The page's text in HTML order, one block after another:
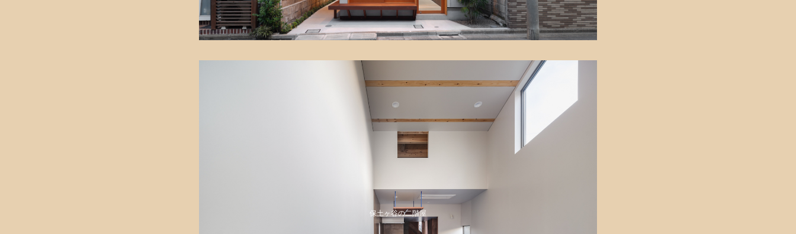
保土ヶ谷の二階屋